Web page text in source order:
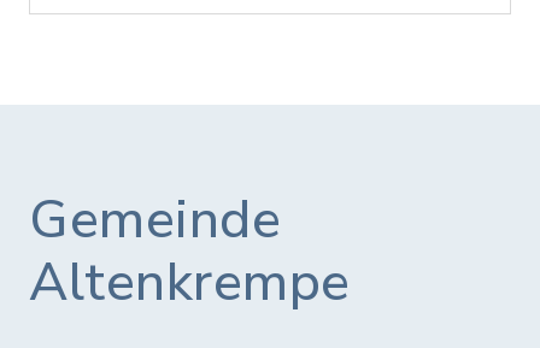
Gemeinde
Altenkrempe